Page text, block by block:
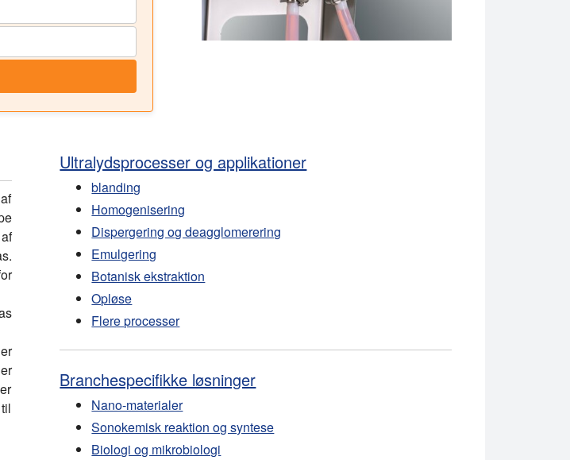
Ultralydsprocesser og applikationer
blanding
Homogenisering
Dispergering og deagglomerering
Emulgering
Botanisk ekstraktion
Opløse
Flere processer
Branchespecifikke løsninger
Nano-materialer
Sonokemisk reaktion og syntese
Biologi og mikrobiologi